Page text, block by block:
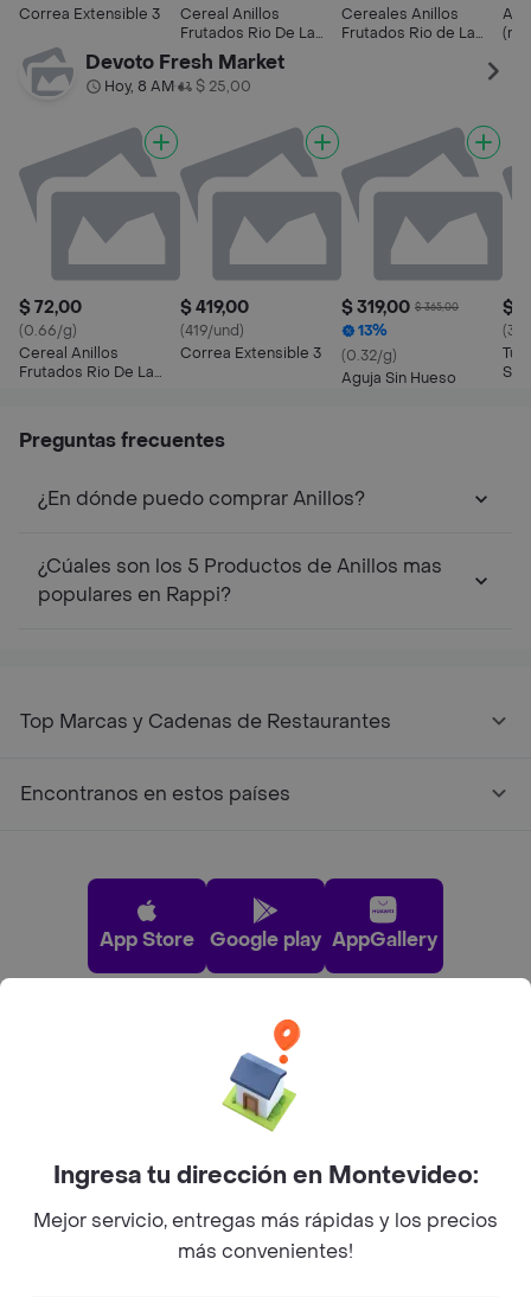
Correa Extensible 3
Cereal Anillos
Frutados Rio De La
Plata
Cereales Anillos
Frutados Rio de La
(m)
Devoto Fresh Market
Hoy, 8 AM• $ 25,00
$ 72,00
(0.66/g)
Cereal Anillos
Frutados Rio De La
$ 419,00
(419/und)
Correa Extensible 3
$ 319,00 $ 365,00
13%
(0.32/g)
Aguja Sin Hueso
$
Preguntas frecuentes
¿En dónde puedo comprar Anillos?
¿Cúales son los 5 Productos de Anillos mas
populares en Rappi?
Top Marcas y Cadenas de Restaurantes
Encontranos en estos países
App Store Google play AppGallery
Pide tu comida favorita cerca de ti
Ingresa tu dirección en Montevideo:
Mejor servicio, entregas más rápidas y los precios
más convenientes!